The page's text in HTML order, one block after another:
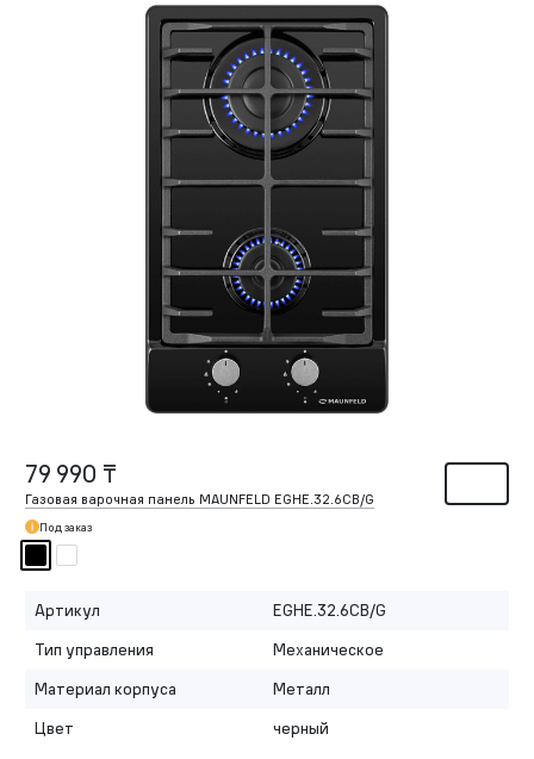
79 990 ₸
Газовая варочная панель MAUNFELD EGHE.32.6CB/G
Под заказ
Артикул
EGHE.32.6CB/G
Тип управления
Механическое
Материал корпуса
Металл
Цвет
черный